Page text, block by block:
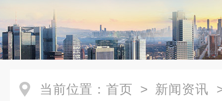
当前位置： 首页 > 新闻资讯